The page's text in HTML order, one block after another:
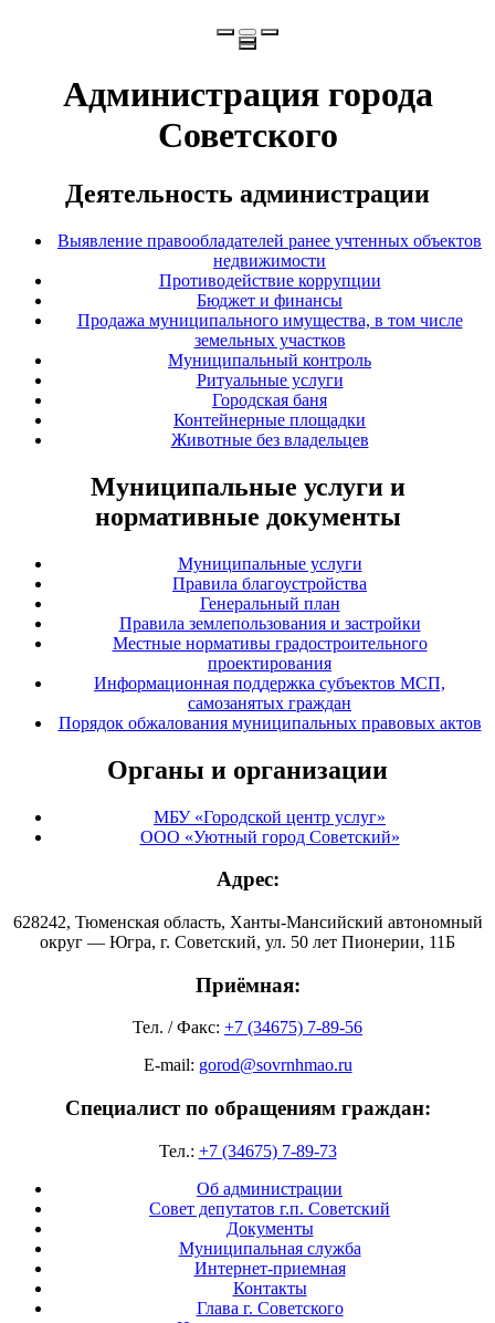
Администрация города
Советского
Деятельность администрации
Выявление правообладателей ранее учтенных объектов
недвижимости
Противодействие коррупции
Бюджет и финансы
Продажа муниципального имущества, в том числе
земельных участков
Муниципальный контроль
Ритуальные услуги
Городская баня
Контейнерные площадки
Животные без владельцев
Муниципальные услуги и
нормативные документы
Муниципальные услуги
Правила благоустройства
Генеральный план
Правила землепользования и застройки
Местные нормативы градостроительного
проектирования
Информационная поддержка субъектов МСП,
самозанятых граждан
Порядок обжалования муниципальных правовых актов
Органы и организации
МБУ «Городской центр услуг»
ООО «Уютный город Советский»
Адрес:
628242, Тюменская область, Ханты-Мансийский автономный
округ — Югра, г. Советский, ул. 50 лет Пионерии, 11Б
Приёмная:
Тел. / Факс: +7 (34675) 7-89-56
E-mail: gorod@sovrnhmao.ru
Специалист по обращениям граждан:
Тел.: +7 (34675) 7-89-73
Об администрации
Совет депутатов г.п. Советский
Документы
Муниципальная служба
Интернет-приемная
Контакты
Глава г. Советского